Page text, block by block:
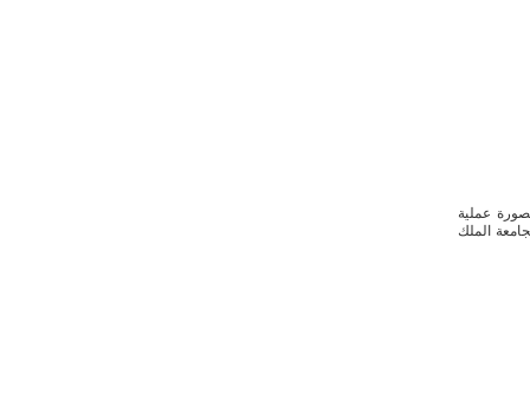
عملية
2026 في كلية الطب بجامعة الملك